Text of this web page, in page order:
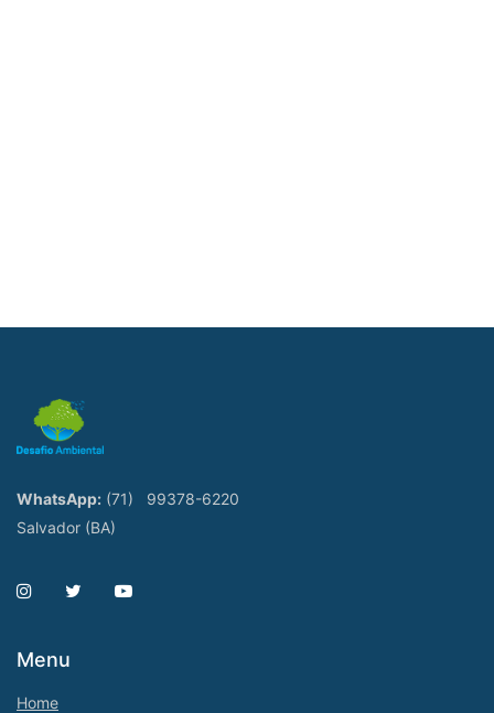
WhatsApp: (71)
99378-6220
Salvador (BA)
Menu
Home